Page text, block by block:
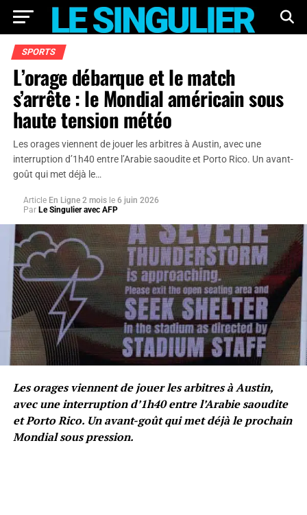
SPORTS
L’orage débarque et le match
s’arrête : le Mondial américain sous
haute tension météo
Les orages viennent de jouer les arbitres à Austin, avec une
interruption d’1h40 entre l’Arabie saoudite et Porto Rico. Un avant-
goût qui met déjà le…
Article En Ligne 2 mois le 6 juin 2026
Par Le Singulier avec AFP
Les orages viennent de jouer les arbitres à Austin,
avec une interruption d’1h40 entre l’Arabie saoudite
et Porto Rico. Un avant-goût qui met déjà le prochain
Mondial sous pression.